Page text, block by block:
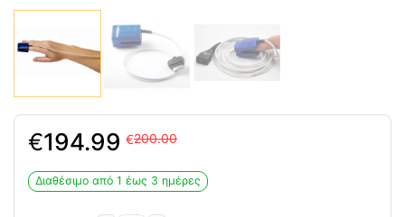
200.00
€
was:
200.00€.
194.99
€
τιμή
είναι:
Διαθέσιμο από 1 έως 3 ημέρες